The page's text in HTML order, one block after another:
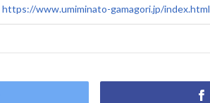
https://www.umiminato-gamagori.jp/index.html